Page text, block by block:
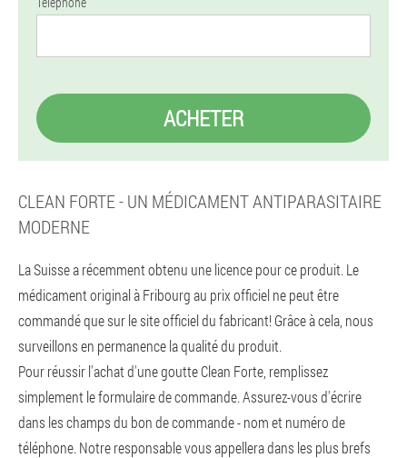
ACHETER
CLEAN FORTE - UN MÉDICAMENT ANTIPARASITAIRE
MODERNE
La Suisse a récemment obtenu une licence pour ce produit. Le
médicament original à Fribourg au prix officiel ne peut être
commandé que sur le site officiel du fabricant! Grâce à cela, nous
surveillons en permanence la qualité du produit.
Pour réussir l'achat d'une goutte Clean Forte, remplissez
simplement le formulaire de commande. Assurez-vous d'écrire
dans les champs du bon de commande - nom et numéro de
téléphone. Notre responsable vous appellera dans les plus brefs